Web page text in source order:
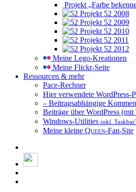
Projekt „Farbe
Projekt 52 2008
Projekt 52 2009
Projekt 52 2010
Projekt 52 2011
Projekt 52 2012
Meine Lego-Kreationen
Meine Flickr-Seite
Ressourcen & mehr
Pace-Rechner
Hier verwendete WordPress-
– Beitragsabhängige
Beiträge über WordPress
Windows-Utilities inkl.
Meine kleine Queen-Fan-Site